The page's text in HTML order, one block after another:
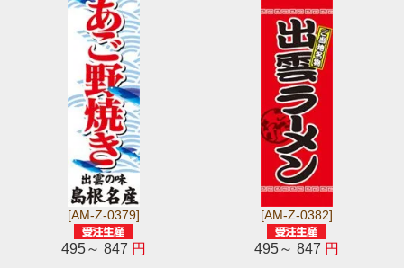
[AM-Z-0379]
495～ 847 円
[AM-Z-0382]
495～ 847 円